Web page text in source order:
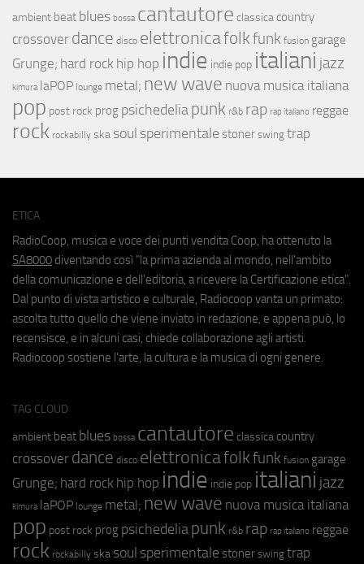
ambient beat blues bossa cantautore classica country
crossover dance disco elettronicafolkfunk fusion garage
Grunge; hard rock hip hop indie indie pop italiani jazz
kimura laPOP lounge metal; new wave nuova musica italiana
pop post rock prog psichedeliapunk r&b rap rap italiano reggae
rock rockabilly ska soul sperimentale stoner swing trap
ETICA
RadioCoop, musica e voce dei punti vendita Coop, ha ottenuto la
SA8000 diventando così "la prima azienda al mondo, nell'ambito
della comunicazione e dell'editoria, a ricevere la Certificazione etica".
Dal punto di vista artistico e culturale, Radiocoop vanta un primato:
ascolta tutto quello che viene inviato in redazione, e appena può, lo
recensisce, e in alcuni casi, chiede collaborazione agli artisti.
Radiocoop sostiene l'arte, la cultura e la musica di ogni genere.
TAG CLOUD
ambient beat blues bossa cantautore classica country
crossover dance disco elettronicafolkfunk fusion garage
Grunge; hard rock hip hop indie indie pop italiani jazz
kimura laPOP lounge metal; new wave nuova musica italiana
pop post rock prog psichedeliapunk r&b rap rap italiano reggae
rock rockabilly ska soul sperimentale stoner swing trap